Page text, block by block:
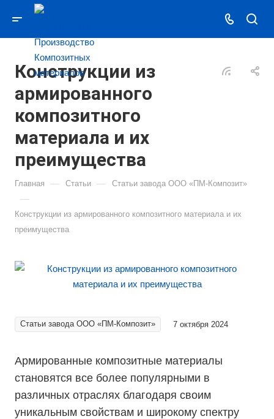
Конструкции из
армированного
композитного
материала и их
преимущества
Главная — Статьи — Статьи завода ООО «ПМ-Композит»
—
Конструкции из армированного композитного материала и их
преимущества
Статьи завода ООО «ПМ-Композит» 7 октября 2024
Армированные композитные материалы
становятся все более популярными в
различных отраслях благодаря своим
уникальным свойствам и широкому спектру